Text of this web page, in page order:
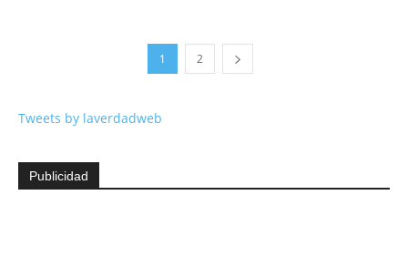
1 2
Tweets by laverdadweb
Publicidad